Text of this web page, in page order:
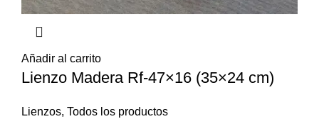
Añadir al carrito
Lienzo Madera Rf-47×16 (35×24 cm)
Lienzos, Todos los productos